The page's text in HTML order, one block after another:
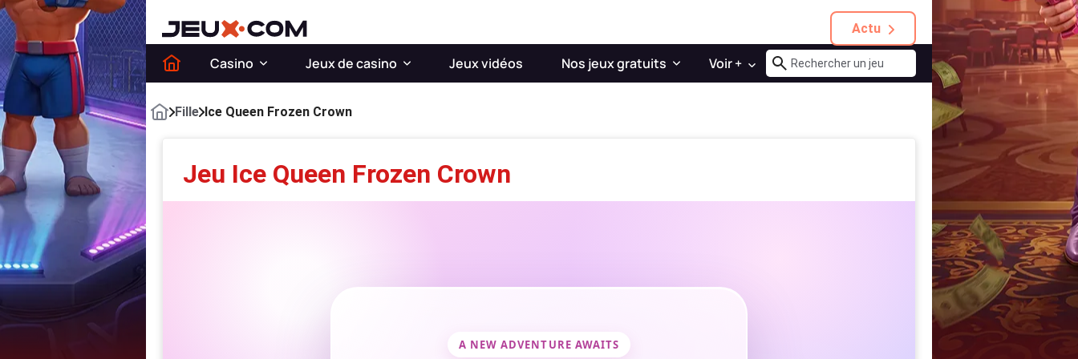
Actu
Casino Jeux de casino Jeux vidéos Nos jeux gratuits Voir +
Fille Ice Queen Frozen Crown
Jeu Ice Queen Frozen Crown